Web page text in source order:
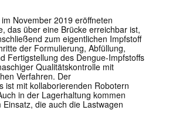
November 2019 eröffneten
das über eine Brücke erreichbar ist,
zum eigentlichen Impfstoff
der Formulierung, Abfüllung,
Fertigstellung des Dengue-Impfstoffs
Qualitätskontrolle mit
Verfahren. Der
ist mit kollaborierenden Robotern
in der Lagerhaltung kommen
die auch die Lastwagen